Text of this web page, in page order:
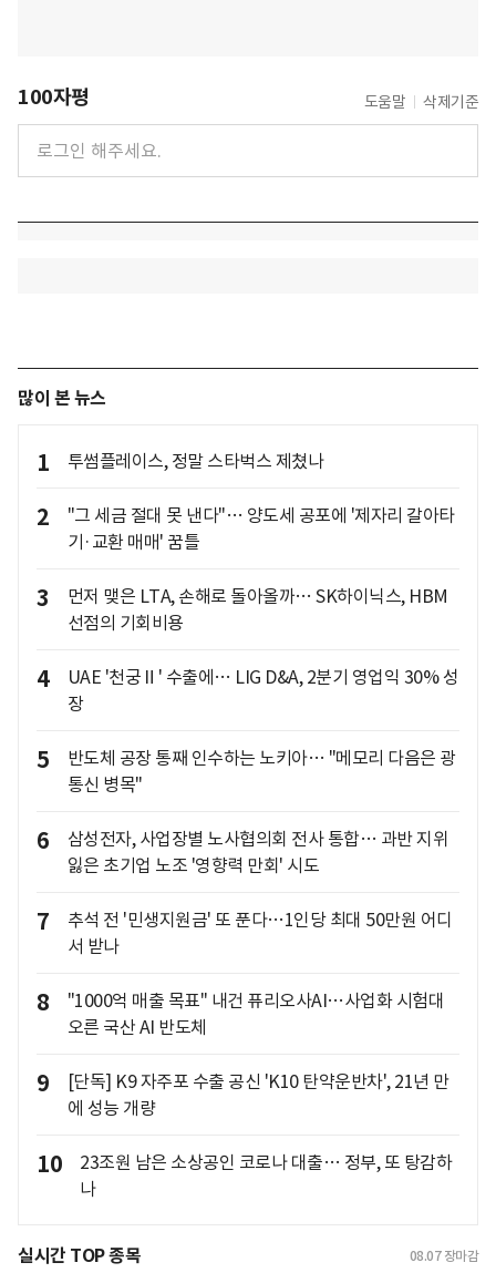
100자평 도움말 삭제기준
많이 본 뉴스
1 투썸플레이스, 정말 스타벅스 제쳤나
2
"그 세금 절대 못 낸다"… 양도세 공포에 '제자리 갈아타
기·교환 매매' 꿈틀
3
먼저 맺은 LTA, 손해로 돌아올까… SK하이닉스, HBM
선점의 기회비용
4
UAE '천궁Ⅱ' 수출에… LIG D&A, 2분기 영업익 30% 성
장
5
반도체 공장 통째 인수하는 노키아… "메모리 다음은 광
통신 병목"
6
삼성전자, 사업장별 노사협의회 전사 통합… 과반 지위
잃은 초기업 노조 '영향력 만회' 시도
7
추석 전 '민생지원금' 또 푼다…1인당 최대 50만원 어디
서 받나
8
"1000억 매출 목표" 내건 퓨리오사AI…사업화 시험대
오른 국산 AI 반도체
9
[단독] K9 자주포 수출 공신 'K10 탄약운반차', 21년 만
에 성능 개량
10
23조원 남은 소상공인 코로나 대출… 정부, 또 탕감하
나
실시간 TOP 종목 08.07 장마감